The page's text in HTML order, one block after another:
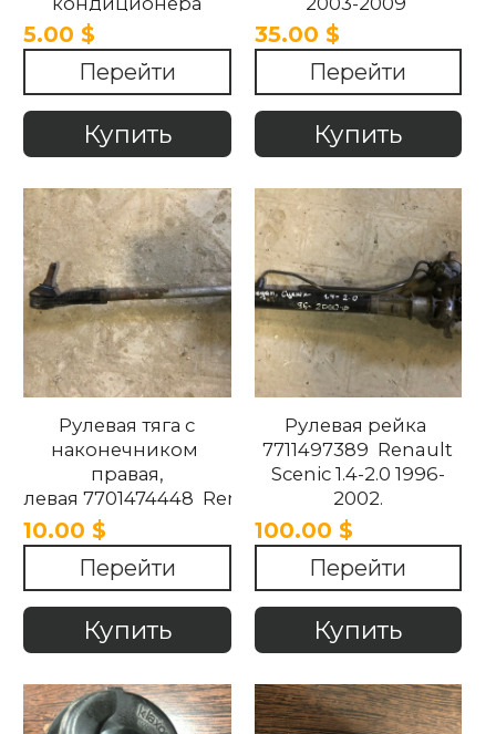
7700432632 Renault
Megane / Scenic
2003-2009 .
5.00 $
Перейти
Купить
35.00 $
Перейти
Купить
Рулевая тяга с
наконечником
правая,
левая 7701474448 Renault
Scenic 1.4-2.0 1996-
2002
10.00 $
Перейти
Купить
Pулевая рейка
7711497389 Renault
Scenic 1.4-2.0 1996-
2002.
100.00 $
Перейти
Купить